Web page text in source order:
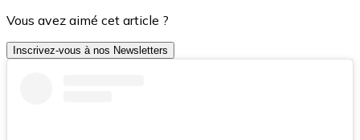
Vous avez aimé cet article ?
Inscrivez-vous à nos Newsletters